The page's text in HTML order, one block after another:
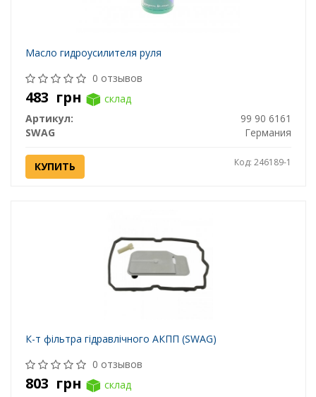
Масло гидроусилителя руля
0 отзывов
483 грн
склад
Артикул:
99 90 6161
SWAG
Германия
КУПИТЬ Код: 246189-1
К-т фільтра гідравлічного АКПП (SWAG)
0 отзывов
803 грн
склад